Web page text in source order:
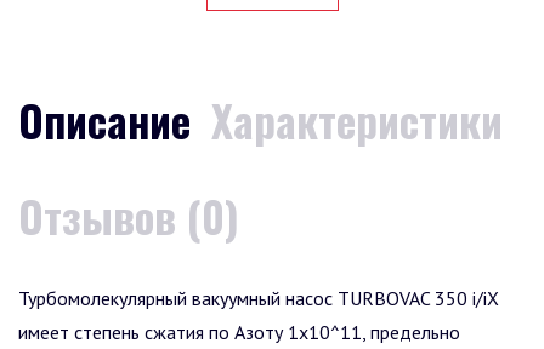
Описание Характеристики
Отзывов (0)
Турбомолекулярный вакуумный насос TURBOVAC 350 i/iX
имеет степень сжатия по Азоту 1x10^11, предельно